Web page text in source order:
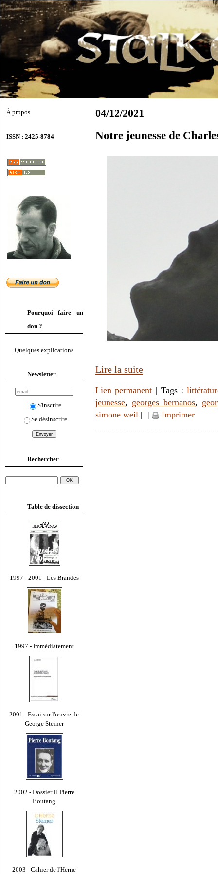
À propos
ISSN : 2425-8784
Pourquoi faire un
don ?
Quelques explications
Newsletter
S'inscrire
Se désinscrire
Rechercher
Table de dissection
1997 - 2001 - Les Brandes
1997 - Immédiatement
2001 - Essai sur l'œuvre de
George Steiner
2002 - Dossier H Pierre
Boutang
2003 - Cahier de l'Herne
04/12/2021
Notre jeunesse de
Lire la suite
Lien permanent | Tags :
jeunesse, georges bernanos,
simone weil | | Imprimer